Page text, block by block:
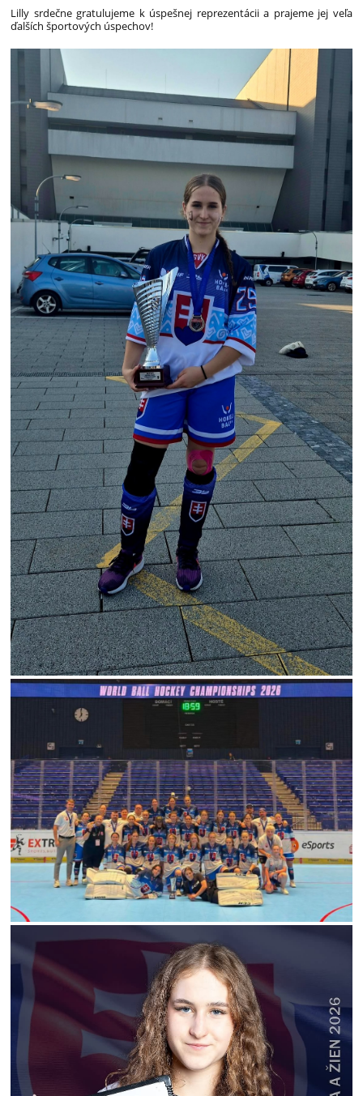
Lilly srdečne gratulujeme k úspešnej reprezentácii a prajeme jej veľa
ďalších športových úspechov!